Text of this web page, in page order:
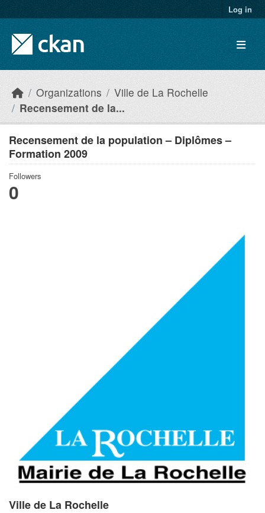
Log in
Organizations
Ville de La Rochelle
Recensement de la...
Recensement de la population – Diplômes –
Formation 2009
Followers
0
Ville de La Rochelle